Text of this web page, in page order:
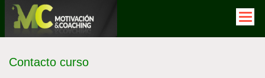
Pasar
contenido
Contacto curso